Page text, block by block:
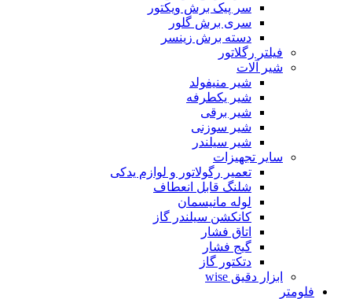
سر پیک برش ویکتور
سری برش گلور
دسته برش زینسر
فیلتر رگلاتور
شیر آلات
شیر منیفولد
شیر یکطرفه
شیر برقی
شیر سوزنی
شیر سیلندر
سایر تجهیزات
تعمیر رگولاتور و لوازم یدکی
شلنگ قابل انعطاف
لوله مانیسمان
کانکشن سیلندر گاز
اتاق فشار
گیج فشار
دتکتور گاز
ابزار دقیق wise
فلومتر